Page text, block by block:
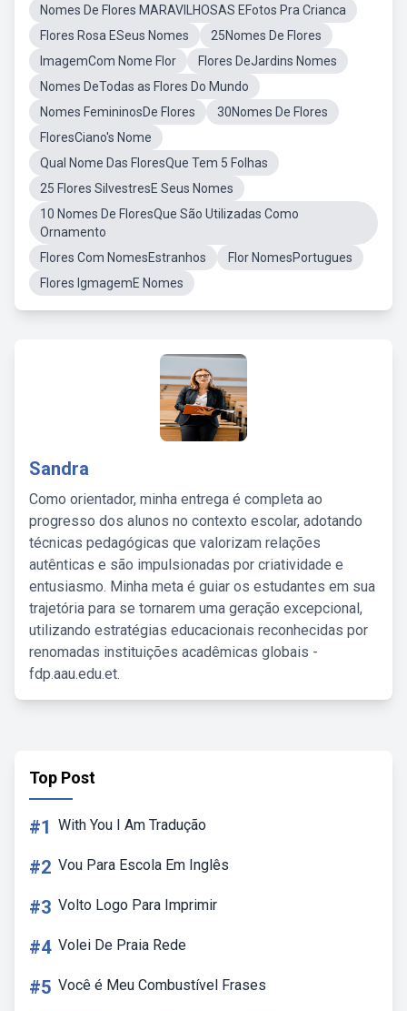
Nomes De Flores MARAVILHOSAS EFotos Pra Crianca
Flores Rosa ESeus Nomes
25Nomes De Flores
ImagemCom Nome Flor
Flores DeJardins Nomes
Nomes DeTodas as Flores Do Mundo
Nomes FemininosDe Flores
30Nomes De Flores
FloresCiano's Nome
Qual Nome Das FloresQue Tem 5 Folhas
25 Flores SilvestresE Seus Nomes
10 Nomes De FloresQue São Utilizadas Como
Ornamento
Flores Com NomesEstranhos
Flor NomesPortugues
Flores IgmagemE Nomes
Sandra
Como orientador, minha entrega é completa ao
progresso dos alunos no contexto escolar, adotando
técnicas pedagógicas que valorizam relações
autênticas e são impulsionadas por criatividade e
entusiasmo. Minha meta é guiar os estudantes em sua
trajetória para se tornarem uma geração excepcional,
utilizando estratégias educacionais reconhecidas por
renomadas instituições acadêmicas globais -
fdp.aau.edu.et.
Top Post
#1 With You I Am Tradução
#2 Vou Para Escola Em Inglês
#3 Volto Logo Para Imprimir
#4 Volei De Praia Rede
#5 Você é Meu Combustível Frases